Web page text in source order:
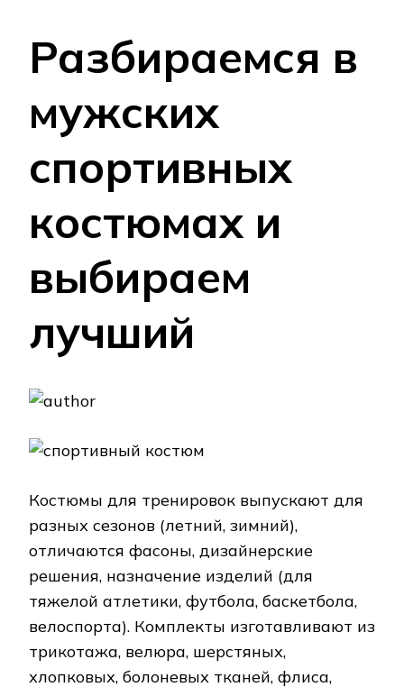
Разбираемся в
мужских
спортивных
костюмах и
выбираем
лучший
Костюмы для тренировок выпускают для
разных сезонов (летний, зимний),
отличаются фасоны, дизайнерские
решения, назначение изделий (для
тяжелой атлетики, футбола, баскетбола,
велоспорта). Комплекты изготавливают из
трикотажа, велюра, шерстяных,
хлопковых, болоневых тканей, флиса,